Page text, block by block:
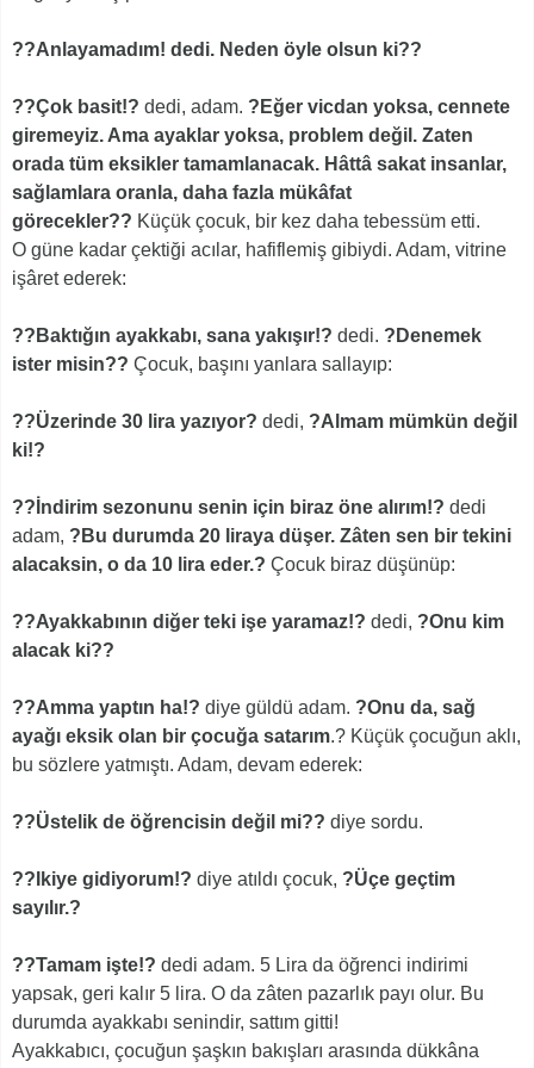
??Anlayamadım! dedi. Neden öyle olsun ki??
??Çok basit!? dedi, adam. ?Eğer vicdan yoksa, cennete
giremeyiz. Ama ayaklar yoksa, problem değil. Zaten
orada tüm eksikler tamamlanacak. Hâttâ sakat insanlar,
sağlamlara oranla, daha fazla mükâfat
görecekler?? Küçük çocuk, bir kez daha tebessüm etti.
O güne kadar çektiği acılar, hafiflemiş gibiydi. Adam, vitrine
işâret ederek:
??Baktığın ayakkabı, sana yakışır!? dedi. ?Denemek
ister misin?? Çocuk, başını yanlara sallayıp:
??Üzerinde 30 lira yazıyor? dedi, ?Almam mümkün değil
ki!?
??İndirim sezonunu senin için biraz öne alırım!? dedi
adam, ?Bu durumda 20 liraya düşer. Zâten sen bir tekini
alacaksin, o da 10 lira eder.? Çocuk biraz düşünüp:
??Ayakkabının diğer teki işe yaramaz!? dedi, ?Onu kim
alacak ki??
??Amma yaptın ha!? diye güldü adam. ?Onu da, sağ
ayağı eksik olan bir çocuğa satarım.? Küçük çocuğun aklı,
bu sözlere yatmıştı. Adam, devam ederek:
??Üstelik de öğrencisin değil mi?? diye sordu.
??Ikiye gidiyorum!? diye atıldı çocuk, ?Üçe geçtim
sayılır.?
??Tamam işte!? dedi adam. 5 Lira da öğrenci indirimi
yapsak, geri kalır 5 lira. O da zâten pazarlık payı olur. Bu
durumda ayakkabı senindir, sattım gitti!
Ayakkabıcı, çocuğun şaşkın bakışları arasında dükkâna